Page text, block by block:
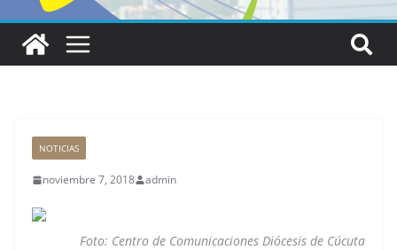
NOTICIAS
noviembre 7, 2018 admin
Foto: Centro de Comunicaciones Diócesis de Cúcuta